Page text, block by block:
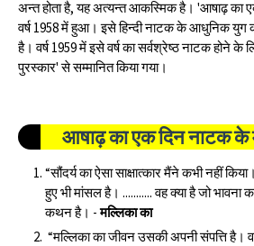
अन्त होता है, यह अत्यन्त आकस्मिक है। 'आषाढ़ का
वर्ष 1958 में हुआ। इसे हिन्दी नाटक के आधुनिक युग
है। वर्ष 1959 में इसे वर्ष का सर्वश्रेष्ठ नाटक होने
पुरस्कार' से सम्मानित किया गया।
आषाढ़ का एक दिन नाटक के
“सौंदर्य का ऐसा साक्षात्कार मैंने कभी नहीं
हुए भी मांसल है। ........... वह क्या है जो भावना
कथन है। -मल्लिका का
“मल्लिका का जीवन उसकी अपनी संपत्ति है।